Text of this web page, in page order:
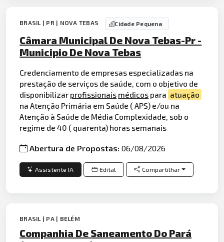
BRASIL | PR | NOVA TEBAS Cidade Pequena
Câmara Municipal De Nova Tebas-Pr -
Municipio De Nova Tebas
Credenciamento de empresas especializadas na
prestação de serviços de saúde, com o objetivo de
disponibilizar profissionais médicos para atuação
na Atenção Primária em Saúde ( APS) e/ou na
Atenção à Saúde de Média Complexidade, sob o
regime de 40 ( quarenta) horas semanais
Abertura de Propostas:06/08/2026
Assistente IA Edital Compartilhar
BRASIL | PA | BELÉM
Companhia De Saneamento Do Pará